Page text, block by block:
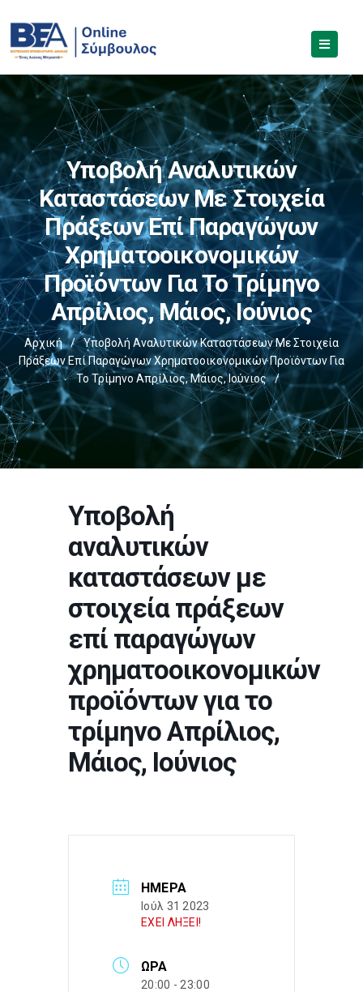
Υποβολή Αναλυτικών
Καταστάσεων Με Στοιχεία
Πράξεων Επί Παραγώγων
Χρηματοοικονομικών
Προϊόντων Για Το Τρίμηνο
Απρίλιος, Μάιος, Ιούνιος
Αρχική /
Υποβολή Αναλυτικών Καταστάσεων Με Στοιχεία
Πράξεων Επί Παραγώγων Χρηματοοικονομικών Προϊόντων Για
Το Τρίμηνο Απρίλιος, Μάιος, Ιούνιος
/
Υποβολή
αναλυτικών
καταστάσεων με
στοιχεία πράξεων
επί παραγώγων
χρηματοοικονομικών
προϊόντων για το
τρίμηνο Απρίλιος,
Μάιος, Ιούνιος
ΗΜΈΡΑ
Ιούλ 31 2023
ΕΧΕΙ ΛΗΞΕΙ!
ΏΡΑ
20:00 - 23:00